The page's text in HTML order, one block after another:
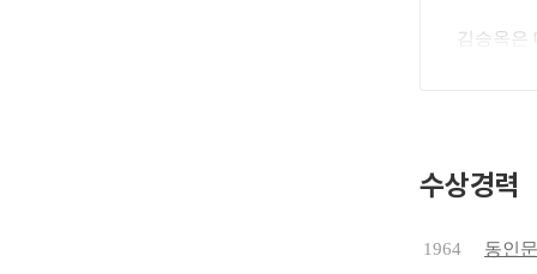
김승옥은
1980년 [
난 문학
수상경력
1964
동인